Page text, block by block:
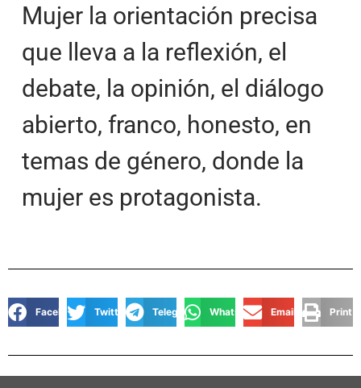
Mujer la orientación precisa
que lleva a la reflexión, el
debate, la opinión, el diálogo
abierto, franco, honesto, en
temas de género, donde la
mujer es protagonista.
Facebook Twitter Telegram WhatsApp Email Print